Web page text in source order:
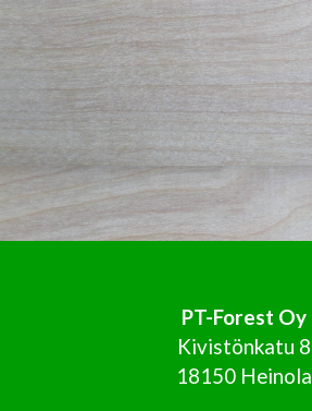
PT-Forest Oy
Kivistönkatu 8
18150 Heinola